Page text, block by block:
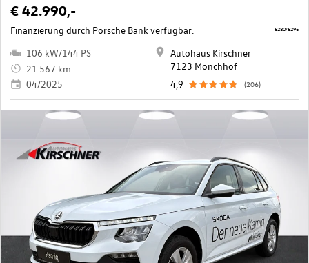
€ 42.990,-
Finanzierung durch Porsche Bank verfügbar.
106 kW/144 PS
21.567 km
04/2025
Autohaus Kirschner
7123 Mönchhof
4,9
(206)
6280/6296